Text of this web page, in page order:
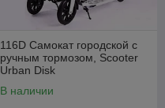
116D Самокат городской с
ручным тормозом, Scooter
Urban Disk
В наличии